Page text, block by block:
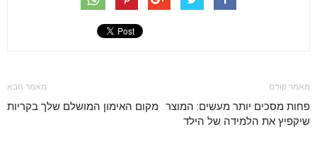
מאמר קודם
פחות מסכים יותר מעשים: המוצר
שיקפיץ את הלמידה של הילד
מאמר הבא
מקום האימון המושלם שלך בקריות